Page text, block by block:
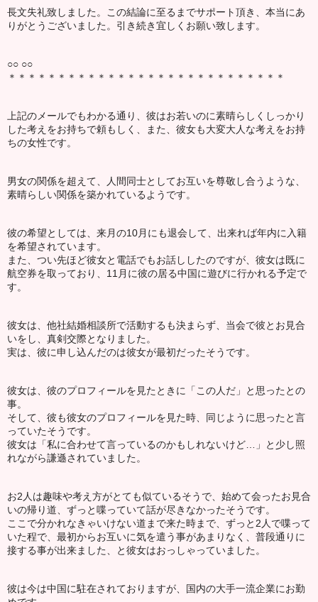
長文失礼致しました。この結論に至るまでサポート頂き、本当にあ
りがとうございました。引き続き宜しくお願い致します。
○○ ○○
＊＊＊＊＊＊＊＊＊＊＊＊＊＊＊＊＊＊＊＊＊＊＊＊＊＊＊＊
上記のメールでもわかる通り、彼はお若いのに素晴らしくしっかり
した考えをお持ちで頼もしく、また、彼女も大変大人な考えをお持
ちの女性です。
男女の関係を超えて、人間同士としてお互いを尊敬し合うような、
素晴らしい関係を築かれているようです。
彼の希望としては、来月の10月にも退会して、出来れば年内に入籍
を希望されています。
また、つい先ほど彼女と電話でもお話ししたのですが、彼女は既に
航空券を取っており、11月に彼の居る中国に遊びに行かれる予定で
す。
彼女は、他社結婚相談所で活動するも決まらず、当会で彼とお見合
いをし、真剣交際となりました。
実は、彼に申し込んだのは彼女が最初だったそうです。
彼女は、彼のプロフィールを見たときに「この人だ」と思ったとの
事。
そして、彼も彼女のプロフィールを見た時、同じように思ったと言
っていたそうです。
彼女は「私に合わせて言っているのかもしれないけど…」と少し照
れながら謙遜されていました。
お2人は趣味や考え方がとても似ているそうで、始めて会ったお見合
いの帰り道、ずっと喋っていて話が尽きなかったそうです。
ここで分かれなきゃいけない道まで来た時まで、ずっと2人で喋って
いた程で、最初からお互いに気を遣う事があまりなく、普段通りに
接する事が出来ました、と彼女はおっしゃっていました。
彼は今は中国に駐在されておりますが、国内の大手一流企業にお勤